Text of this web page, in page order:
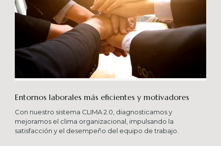
Entornos laborales más eficientes y motivadores
Con nuestro sistema CLIMA 2.0, diagnosticamos y
mejoramos el clima organizacional, impulsando la
satisfacción y el desempeño del equipo de trabajo.